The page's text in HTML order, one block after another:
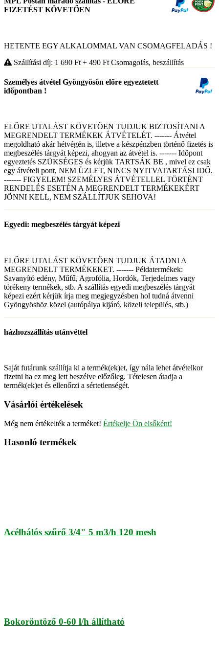
FIZETÉST KÖVETŐEN
HETENTE EGY ALKALOMMAL VAN CSOMAGFELADÁS !
Szállítási díj: 1 690 Ft + 490 Ft Csomagolás, beszállítás
Személyes átvétel Gyöngyösön előre egyeztetett
időpontban !
ELŐRE UTALÁST KÖVETŐEN TUDJUK BIZTOSÍTANI A
MEGRENDELT TERMÉKEK ÁTVÉTELÉT. ------- Átvétel
megoldható akár hétvégén is, illetve a készpénzben történő fizetés is
megbeszélés tárgyát képezi, ahogyan az átvétel is. ------- Időpont
egyeztetés SZÜKSÉGES és kérjük TARTSÁK BE , mivel ez csak
egy átvételi pont, NEM ÜZLET, NINCS NYITVATARTÁSI IDŐ.
------- FIGYELEM! SZEMÉLYES ÁTVÉTELLEL TÖRTÉNT
RENDELÉS ESETÉN A MEGRENDELT TERMÉKEKÉRT
JÖNNI KELL, NEM SZÁLLÍTJUK SEHOVA!
Egyedi: megbeszélés tárgyát képezi
ELŐRE UTALÁST KÖVETŐEN TUDJUK ÁTADNI A
MEGRENDELT TERMÉKEKET. ------- Példatermékek:
Savanyító edény, Műfű, Agrofólia, Hordók, Terjedelmes vagy
törékeny termékek, stb. A szállítás egyedi megbeszélés tárgyát
képezi ezért kérjük írja meg megjegyzésben hol tudná átvenni
Gyöngyöshöz közel (autópálya kijáró, közeli település, stb.)
házhozszállítás utánvéttel
Saját futárunk szállítja ki a termék(ek)et, így nála lehet átvételkor
fizetni ha ez meg lett beszélve előzőleg. Tételesen átadja a
termék(ek)et és ellenőrzi a sértetlenségét.
Vásárlói értékelések
Még nem értékelték a terméket! Értékelje Ön elsőként!
Hasonló termékek
Acélhálós szűrő 3/4" 5 m3/h 120 mesh
Bokoröntöző 0-60 l/h állítható